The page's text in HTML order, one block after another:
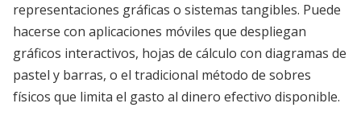
representaciones gráficas o sistemas tangibles. Puede
hacerse con aplicaciones móviles que despliegan
gráficos interactivos, hojas de cálculo con diagramas de
pastel y barras, o el tradicional método de sobres
físicos que limita el gasto al dinero efectivo disponible.